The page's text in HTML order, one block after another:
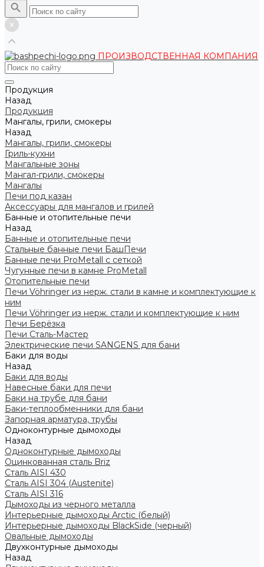
ПРОИЗВОДСТВЕННАЯ КОМПАНИЯ
Продукция
Назад
Продукция
Мангалы, грили, смокеры
Назад
Мангалы, грили, смокеры
Гриль-кухни
Мангальные зоны
Мангал-грили, смокеры
Мангалы
Печи под казан
Аксессуары для мангалов и грилей
Банные и отопительные печи
Назад
Банные и отопительные печи
Стальные банные печи БашПечи
Банные печи ProMetall с сеткой
Чугунные печи в камне ProMetall
Отопительные печи
Печи Vöhringer из нерж. стали в камне и комплектующие к
ним
Печи Vöhringer из нерж. стали и комплектующие к ним
Печи Берёзка
Печи Сталь-Мастер
Электрические печи SANGENS для бани
Баки для воды
Назад
Баки для воды
Навесные баки для печи
Баки на трубе для бани
Баки-теплообменники для бани
Запорная арматура, трубы
Одноконтурные дымоходы
Назад
Одноконтурные дымоходы
Оцинкованная сталь Briz
Сталь AISI 430
Сталь AISI 304 (Austenite)
Сталь AISI 316
Дымоходы из черного металла
Интерьерные дымоходы Arctic (белый)
Интерьерные дымоходы BlackSide (черный)
Овальные дымоходы
Двухконтурные дымоходы
Назад